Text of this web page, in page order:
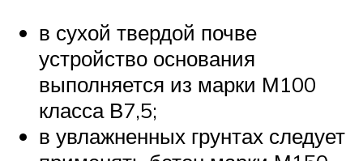
в сухой твердой почве
устройство основания
выполняется из марки М100
класса В7,5;
в увлажненных грунтах следует